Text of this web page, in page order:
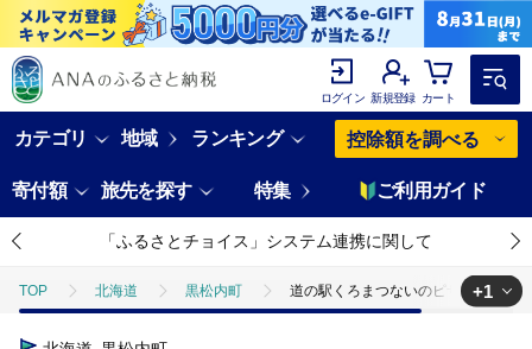
ログイン 新規登録 カート
カテゴリ 地域 ランキング 控除額を調べる
寄付額 旅先を探す 特集 ご利用ガイド
「ふるさとチョイス」システム連携に関して
TOP 北海道 黒松内町 道の駅くろまつないのピザチケット
TOP
+1